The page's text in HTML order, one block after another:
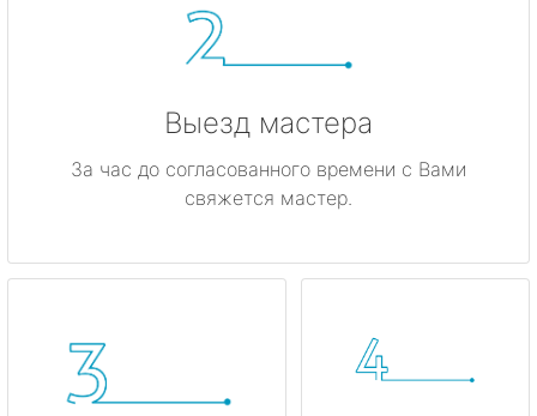
Выезд мастера
За час до согласованного времени с Вами
свяжется мастер.